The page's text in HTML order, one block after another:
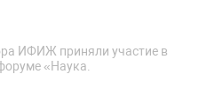
ИФИЖ приняли участие в
«Наука.